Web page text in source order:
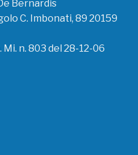
Bernardis
C. Imbonati, 89 20159
Mi. n. 803 del 28-12-06